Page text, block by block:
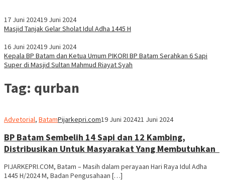
17 Juni 202419 Juni 2024
Masjid Tanjak Gelar Sholat Idul Adha 1445 H
16 Juni 202419 Juni 2024
Kepala BP Batam dan Ketua Umum PIKORI BP Batam Serahkan 6 Sapi
Super di Masjid Sultan Mahmud Riayat Syah
Tag: qurban
Advetorial, BatamPijarkepri.com19 Juni 202421 Juni 2024
BP Batam Sembelih 14 Sapi dan 12 Kambing,
Distribusikan Untuk Masyarakat Yang Membutuhkan
PIJARKEPRI.COM, Batam – Masih dalam perayaan Hari Raya Idul Adha
1445 H/2024 M, Badan Pengusahaan […]